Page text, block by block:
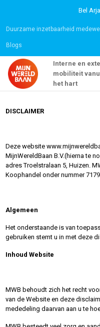
Bel
Duurzame inzetbaarheid
Blogs
Interne en
mobiliteit
het hart
DISCLAIMER
Deze website
MijnWereldBaan B.V.(hierna te
adres Troelstralaan 5, Huizen.
Koophandel onder nummer
Algemeen
Het onderstaande is van
gebruiken stemt u in met deze
Inhoud Website
MWB behoudt zich het recht
van de Website en deze
mededeling daarvan aan u te